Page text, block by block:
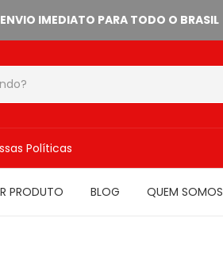
ENVIO IMEDIATO PARA TODO O BRASIL
Políticas
PRODUTO BLOG QUEM SOMOS